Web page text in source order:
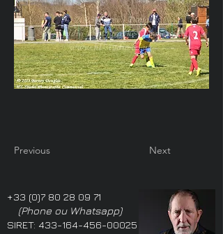
Previous Next
+33 (0)7 80 28 09 71
(Phone ou Whatsapp)
SIRET: 433-164-456-00025